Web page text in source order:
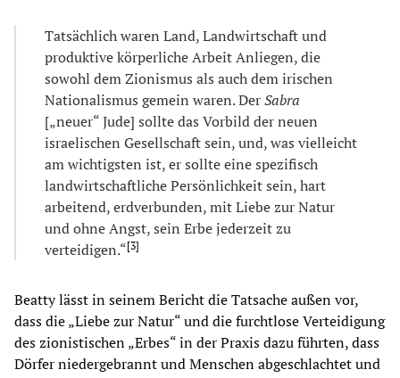
Tatsächlich waren Land, Landwirtschaft und
produktive körperliche Arbeit Anliegen, die
sowohl dem Zionismus als auch dem irischen
Nationalismus gemein waren. DerSabra
[„neuer“ Jude] sollte das Vorbild der neuen
israelischen Gesellschaft sein, und, was vielleicht
am wichtigsten ist, er sollte eine spezifisch
landwirtschaftliche Persönlichkeit sein, hart
arbeitend, erdverbunden, mit Liebe zur Natur
und ohne Angst, sein Erbe jederzeit zu
verteidigen.“[3]
Beatty lässt in seinem Bericht die Tatsache außen vor,
dass die „Liebe zur Natur“ und die furchtlose Verteidigung
des zionistischen „Erbes“ in der Praxis dazu führten, dass
Dörfer niedergebrannt und Menschen abgeschlachtet und